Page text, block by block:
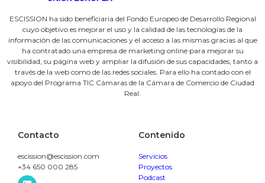
ESCISSION ha sido beneficiaria del Fondo Europeo de Desarrollo Regional
cuyo objetivo es mejorar el uso y la calidad de las tecnologías de la
información de las comunicaciones y el acceso a las mismas gracias al que
ha contratado una empresa de marketing online para mejorar su
visibilidad, su página web y ampliar la difusión de sus capacidades, tanto a
través de la web como de las redes sociales. Para ello ha contado con el
apoyo del Programa TIC Cámaras de la Cámara de Comercio de Ciudad
Real.
Contacto
escission@escission.com
+34 650 000 285
Contenido
Servicios
Proyectos
Podcast